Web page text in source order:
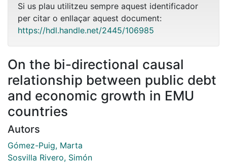
Si us plau utilitzeu sempre aquest identificador
per citar o enllaçar aquest document:
https://hdl.handle.net/2445/106985
On the bi-directional causal
relationship between public debt
and economic growth in EMU
countries
Autors
Gómez-Puig, Marta
Sosvilla Rivero, Simón